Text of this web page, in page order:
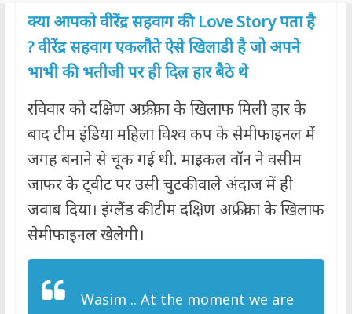
क्या आपको वीरेंद्र सहवाग की Love Story पता है
? वीरेंद्र सहवाग एकलौते ऐसे खिलाडी है जो अपने
भाभी की भतीजी पर ही दिल हार बैठे थे
रविवार को दक्षिण अफ्रीका के खिलाफ मिली हार के
बाद टीम इंडिया महिला विश्व कप के सेमीफाइनल में
जगह बनाने से चूक गई थी. माइकल वॉन ने वसीम
जाफर के ट्वीट पर उसी चुटकी वाले अंदाज में ही
जवाब दिया। इंग्लैंड की टीम दक्षिण अफ्रीका के खिलाफ
सेमीफाइनल खेलेगी।
Wasim .. At the moment we are